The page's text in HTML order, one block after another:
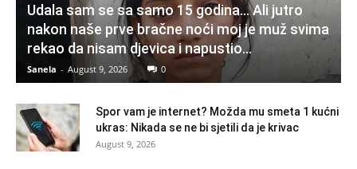
Udala sam se sa samo 15 godina… Ali jutro
nakon naše prve bračne noći moj je muž svima
rekao da nisam djevica i napustio...
Sanela - August 9, 2026 0
Spor vam je internet? Možda mu smeta 1 kućni
ukras: Nikada se ne bi sjetili da je krivac
August 9, 2026